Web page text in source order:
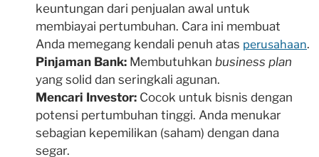
keuntungan dari penjualan awal untuk
membiayai pertumbuhan. Cara ini membuat
Anda memegang kendali penuh atas perusahaan.
Pinjaman Bank: Membutuhkan business plan
yang solid dan seringkali agunan.
Mencari Investor: Cocok untuk bisnis dengan
potensi pertumbuhan tinggi. Anda menukar
sebagian kepemilikan (saham) dengan dana
segar.